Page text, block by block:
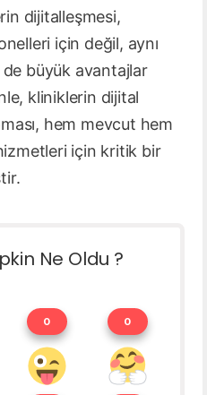
dijitalleşmesi,
için değil, aynı
büyük avantajlar
kliniklerin dijital
hem mevcut hem
için kritik bir
Ne Oldu ?
0 0